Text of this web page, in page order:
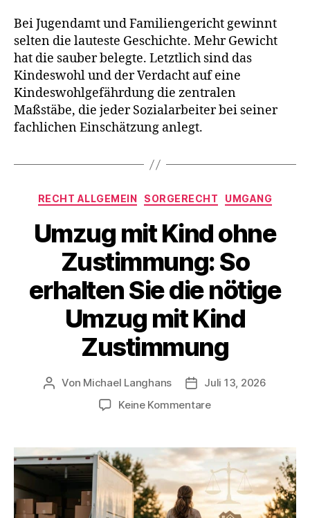
Bei Jugendamt und Familiengericht gewinnt
selten die lauteste Geschichte. Mehr Gewicht
hat die sauber belegte. Letztlich sind das
Kindeswohl und der Verdacht auf eine
Kindeswohlgefährdung die zentralen
Maßstäbe, die jeder Sozialarbeiter bei seiner
fachlichen Einschätzung anlegt.
Kategorien
RECHT ALLGEMEIN SORGERECHT UMGANG
Umzug mit Kind ohne
Zustimmung: So
erhalten Sie die nötige
Umzug mit Kind
Zustimmung
Beitragsautor
Von Michael Langhans Beitragsdatum
Juli 13, 2026
Keine Kommentarezu
Kind
ohne
Zustimmung:
So
erhalten